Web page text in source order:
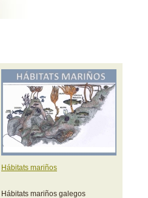
Hábitats mariños
Hábitats mariños galegos